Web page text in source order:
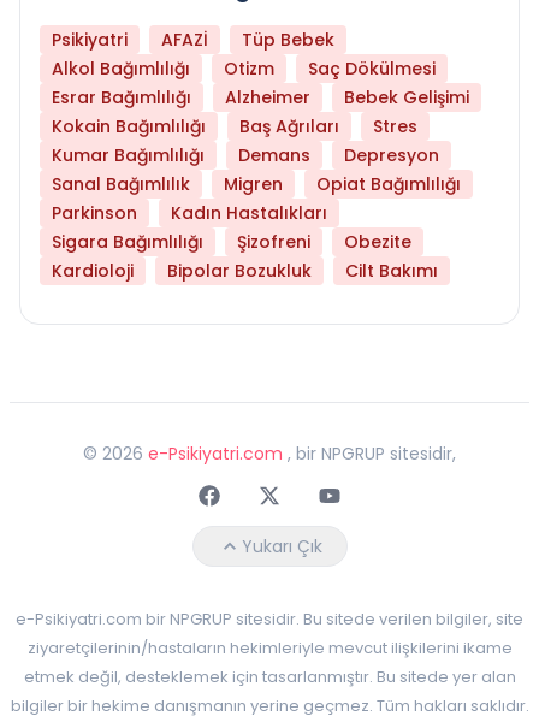
Psikiyatri AFAZİ
Tüp Bebek
Alkol Bağımlılığı
Otizm
Saç Dökülmesi
Esrar Bağımlılığı
Alzheimer
Bebek Gelişimi
Kokain Bağımlılığı
Baş Ağrıları
Stres
Kumar Bağımlılığı
Demans
Depresyon
Sanal Bağımlılık
Migren
Opiat Bağımlılığı
Parkinson
Kadın Hastalıkları
Sigara Bağımlılığı
Şizofreni
Obezite
Kardioloji
Bipolar Bozukluk Cilt Bakımı
© 2026 e-Psikiyatri.com , bir NPGRUP sitesidir,
FaceebokTwitterYoutube
Yukarı Çık
e-Psikiyatri.com bir NPGRUP sitesidir. Bu sitede verilen bilgiler, site
ziyaretçilerinin/hastaların hekimleriyle mevcut ilişkilerini ikame
etmek değil, desteklemek için tasarlanmıştır. Bu sitede yer alan
bilgiler bir hekime danışmanın yerine geçmez. Tüm hakları saklıdır.